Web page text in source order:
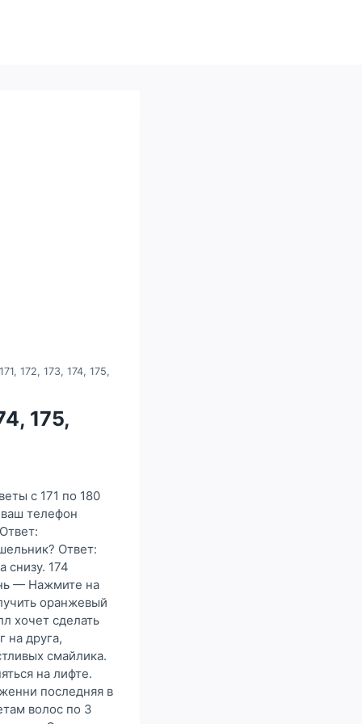
172, 173, 174, 175,
175,
с 171 по 180
телефон
Ответ:
снизу. 174
— Нажмите на
оранжевый
хочет сделать
на друга,
смайлика.
на лифте.
последняя в
волос по 3